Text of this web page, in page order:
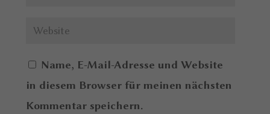
Name, E-Mail-Adresse und Website
in diesem Browser für meinen nächsten
Kommentar speichern.